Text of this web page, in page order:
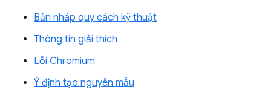
Bản nháp quy cách kỹ thuật
Thông tin giải thích
Lỗi Chromium
Ý định tạo nguyên mẫu